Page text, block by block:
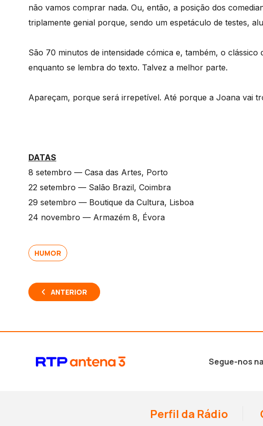
não vamos comprar nada. Ou, então, a posição dos
triplamente genial porque, sendo um espetáculo de testes,
São 70 minutos de intensidade cómica e, também, o
enquanto se lembra do texto. Talvez a melhor parte.
Apareçam, porque será irrepetível. Até porque a Joana vai
DATAS
8 setembro — Casa das Artes, Porto
22 setembro — Salão Brazil, Coimbra
29 setembro — Boutique da Cultura, Lisboa
24 novembro — Armazém 8, Évora
HUMOR
ANTERIOR
Segue-nos
Perfil da Rádio